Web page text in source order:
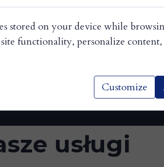
i dodatkowymi
usługi
stored on your device while
functionality, personalize content,
Customize